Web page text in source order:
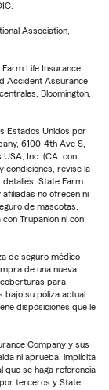
Association,
Life Insurance
Accident Assurance
Bloomington,
Estados Unidos por
6100-4th Ave S,
Inc. (CA: con
condiciones, revise la
detalles. State Farm
no ofrecen ni
de mascotas.
Trupanion ni con
de seguro médico
de una nueva
para
su póliza actual.
disposiciones que le
Company y sus
ni aprueba, implícita
que se haga referencia
terceros y State